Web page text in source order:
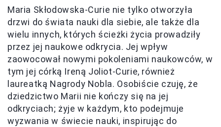
Maria Skłodowska-Curie nie tylko otworzyła
drzwi do świata nauki dla siebie, ale także dla
wielu innych, których ścieżki życia prowadziły
przez jej naukowe odkrycia. Jej wpływ
zaowocował nowymi pokoleniami naukowców, w
tym jej córką Ireną Joliot-Curie, również
laureatką Nagrody Nobla. Osobiście czuję, że
dziedzictwo Marii nie kończy się na jej
odkryciach; żyje w każdym, kto podejmuje
wyzwania w świecie nauki, inspirując do